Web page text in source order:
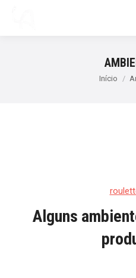
Você
Início
Alguns